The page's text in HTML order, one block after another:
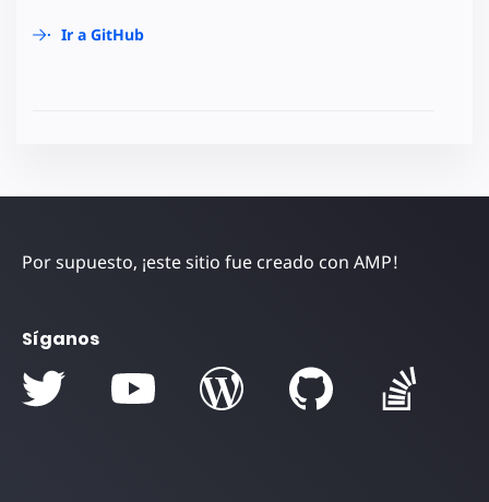
Ir a GitHub
Por supuesto, ¡este sitio fue creado con AMP!
Síganos